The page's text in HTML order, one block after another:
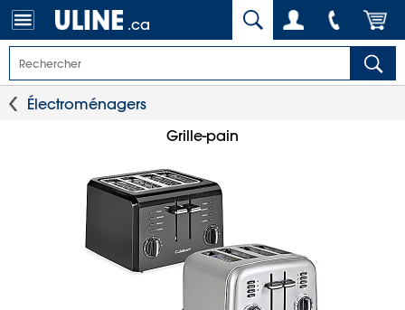
.ca
Électroménagers
Grille-pain